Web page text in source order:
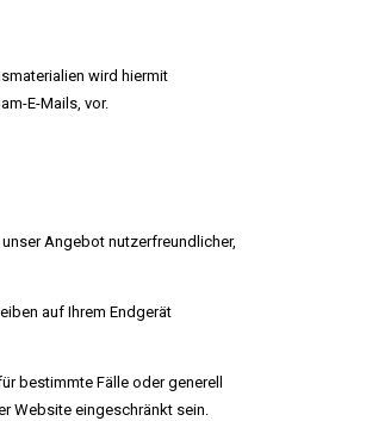
wird hiermit
E-Mails, vor.
Angebot nutzerfreundlicher,
auf Ihrem Endgerät
bestimmte Fälle oder generell
Website eingeschränkt sein.